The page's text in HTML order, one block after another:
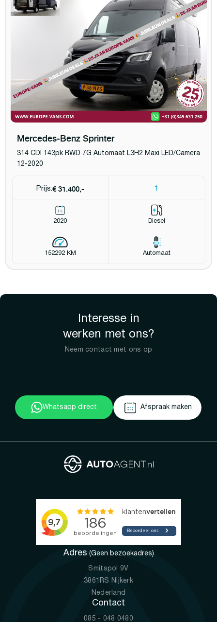
Mercedes-Benz Sprinter
314 CDI 143pk RWD 7G Automaat L3H2 Maxi LED/Camera
12-2020
Prijs:€ 31.400,- 1
2020 Diesel
152292 KM Automaat
Interesse in
werken met ons?
Neem contact met ons op
Whatsapp direct Afspraak maken
Adres (Geen bezoekadres)
Smitspol 9V
3861RS Nijkerk
Nederland
Contact
085 - 048 0480